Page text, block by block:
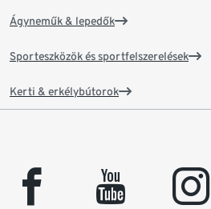
Ágyneműk & lepedők
Sporteszközök és sportfelszerelések
Kerti & erkélybútorok
facebook youtube instagram